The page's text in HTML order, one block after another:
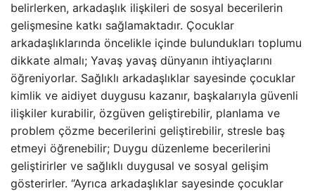
belirlerken, arkadaşlık ilişkileri de sosyal becerilerin
gelişmesine katkı sağlamaktadır. Çocuklar
arkadaşlıklarında öncelikle içinde bulundukları toplumu
dikkate almalı; Yavaş yavaş dünyanın ihtiyaçlarını
öğreniyorlar. Sağlıklı arkadaşlıklar sayesinde çocuklar
kimlik ve aidiyet duygusu kazanır, başkalarıyla güvenli
ilişkiler kurabilir, özgüven geliştirebilir, planlama ve
problem çözme becerilerini geliştirebilir, stresle baş
etmeyi öğrenebilir; Duygu düzenleme becerilerini
geliştirirler ve sağlıklı duygusal ve sosyal gelişim
gösterirler. “Ayrıca arkadaşlıklar sayesinde çocuklar